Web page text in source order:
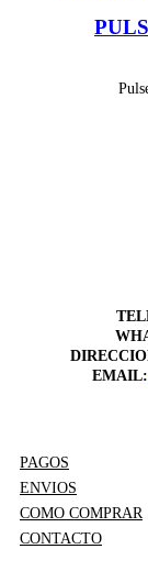
PAGOS
ENVIOS
COMO COMPRAR
CONTACTO